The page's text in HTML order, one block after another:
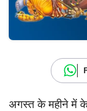
अगस्त के महीने में